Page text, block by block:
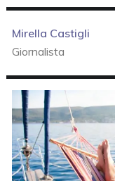
Mirella Castigli
Giornalista